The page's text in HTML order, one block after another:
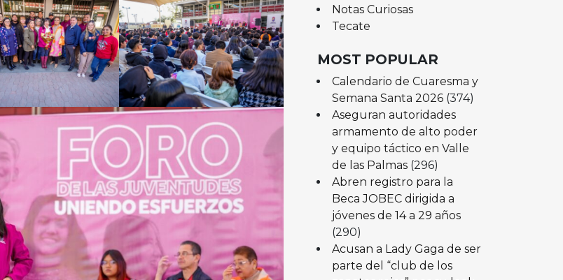
Notas Curiosas
Tecate
MOST POPULAR
Calendario de Cuaresma y
Semana Santa 2026 (374)
Aseguran autoridades
armamento de alto poder
y equipo táctico en Valle
de las Palmas (296)
Abren registro para la
Beca JOBEC dirigida a
jóvenes de 14 a 29 años
(290)
Acusan a Lady Gaga de ser
parte del “club de los